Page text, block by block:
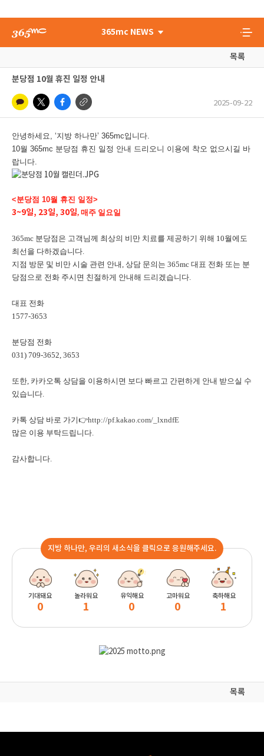
365mc NEWS
목록
분당점 10월 휴진 일정 안내
2025-09-22
안녕하세요, ‘지방 하나만’ 365mc입니다.
10월 365mc 분당점 휴진 일정 안내 드리오니 이용에 착오 없으시길 바
랍니다.
<분당점 10월 휴진 일정>
3~9일, 23일, 30일, 매주 일요일
365mc 분당점은 고객님께 최상의 비만 치료를 제공하기 위해 10월에도
최선을 다하겠습니다.
지점 방문 및 비만 시술 관련 안내, 상담 문의는 365mc 대표 전화 또는 분
당점으로 전화 주시면 친절하게 안내해 드리겠습니다.
대표 전화
1577-3653
분당점 전화
031) 709-3652, 3653
또한, 카카오톡 상담을 이용하시면 보다 빠르고 간편하게 안내 받으실 수
있습니다.
카톡 상담 바로 가기👉http://pf.kakao.com/_lxndfE
많은 이용 부탁드립니다.
감사합니다.
지방 하나만, 우리의 새소식을 클릭으로 응원해주세요.
기대돼요
0
놀라워요
1
유익해요
0
고마워요
0
축하해요
1
목록